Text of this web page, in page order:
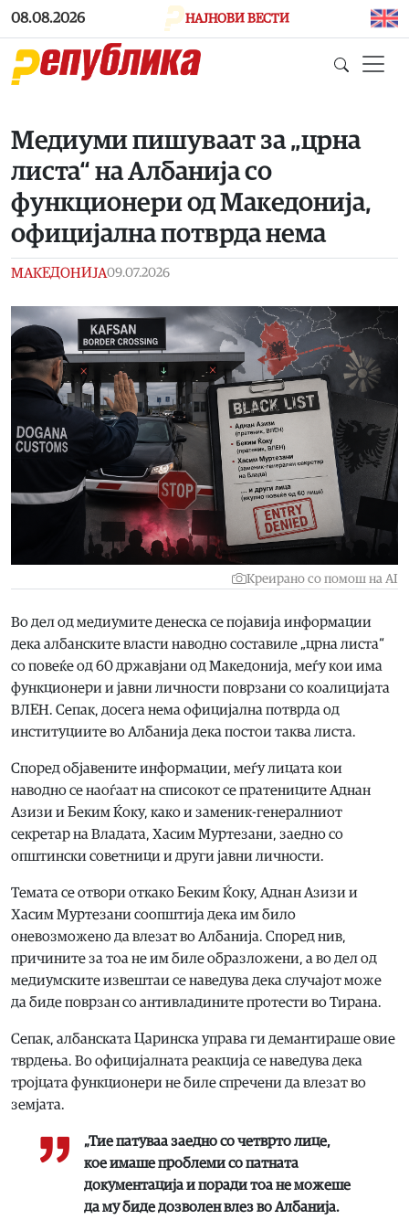
Skip to main content
08.08.2026 НАЈНОВИ ВЕСТИ
Медиуми пишуваат за „црна
листа“ на Албанија со
функционери од Македонија,
официјална потврда нема
МАКЕДОНИЈА09.07.2026
Креирано со помош на AI
Во дел од медиумите денеска се појавија информации
дека албанските власти наводно составиле „црна листа“
со повеќе од 60 државјани од Македонија, меѓу кои има
функционери и јавни личности поврзани со коалицијата
ВЛЕН. Сепак, досега нема официјална потврда од
институциите во Албанија дека постои таква листа.
Според објавените информации, меѓу лицата кои
наводно се наоѓаат на списокот се пратениците Аднан
Азизи и Беким Ќоку, како и заменик-генералниот
секретар на Владата, Хасим Муртезани, заедно со
општински советници и други јавни личности.
Темата се отвори откако Беким Ќоку, Аднан Азизи и
Хасим Муртезани соопштија дека им било
оневозможено да влезат во Албанија. Според нив,
причините за тоа не им биле образложени, а во дел од
медиумските извештаи се наведува дека случајот може
да биде поврзан со антивладините протести во Тирана.
Сепак, албанската Царинска управа ги демантираше овие
тврдења. Во официјалната реакција се наведува дека
тројцата функционери не биле спречени да влезат во
земјата.
„Тие патуваа заедно со четврто лице,
кое имаше проблеми со патната
документација и поради тоа не можеше
да му биде дозволен влез во Албанија.